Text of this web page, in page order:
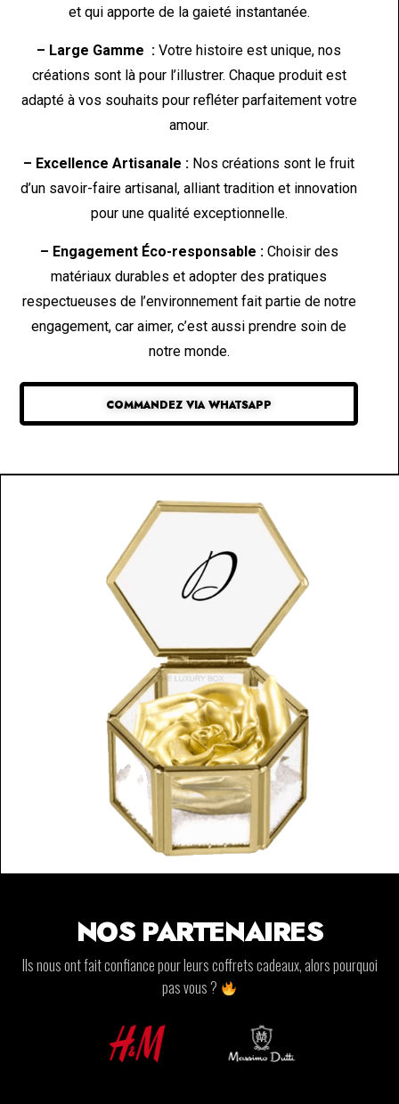
et qui apporte de la gaieté instantanée.
– Large Gamme : Votre histoire est unique, nos
créations sont là pour l’illustrer. Chaque produit est
adapté à vos souhaits pour refléter parfaitement votre
amour.
– Excellence Artisanale : Nos créations sont le fruit
d’un savoir-faire artisanal, alliant tradition et innovation
pour une qualité exceptionnelle.
– Engagement Éco-responsable :Choisir des
matériaux durables et adopter des pratiques
respectueuses de l’environnement fait partie de notre
engagement, car aimer, c’est aussi prendre soin de
notre monde.
COMMANDEZ VIA WHATSAPP
NOS PARTENAIRES
Ils nous ont fait confiance pour leurs coffrets cadeaux, alors pourquoi
pas vous ?